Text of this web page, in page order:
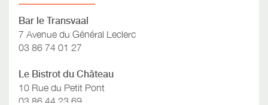
Bar le Transvaal
7 Avenue du Général Leclerc
03 86 74 01 27
Le Bistrot du Château
10 Rue du Petit Pont
03 86 44 23 69